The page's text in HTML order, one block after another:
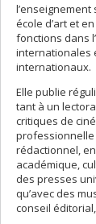
école d’art et
fonctions dans
internationales
internationaux.
Elle publie
tant à un
critiques de
professionnelle
rédactionnel,
académique,
des presses
qu’avec des
conseil